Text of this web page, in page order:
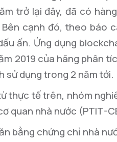
trở lại đây, đã có
Bên cạnh đó, theo báo
ấn. Ứng dụng
2019 của hãng phân
sử dụng trong 2 năm tới.
thực tế trên, nhóm
quan nhà nước (PTIT-
bằng chứng chỉ nhà